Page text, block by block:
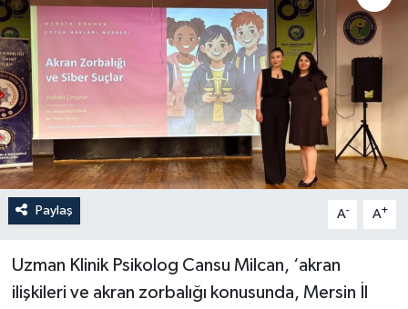
Paylaş A- A+
Uzman Klinik Psikolog Cansu Milcan, ‘akran
ilişkileri ve akran zorbalığı konusunda, Mersin İl